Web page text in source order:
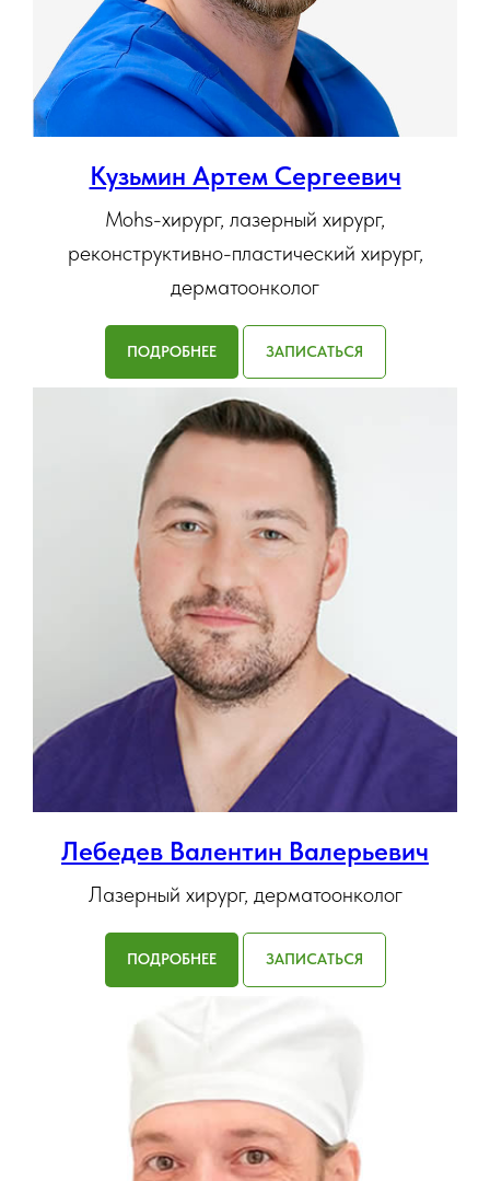
Кузьмин Артем Сергеевич
Mohs-хирург, лазерный хирург,
реконструктивно-пластический хирург,
дерматоонколог
ПОДРОБНЕЕ ЗАПИСАТЬСЯ
Лебедев Валентин Валерьевич
Лазерный хирург, дерматоонколог
ПОДРОБНЕЕ ЗАПИСАТЬСЯ